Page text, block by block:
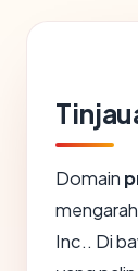
Domain
Inc.. Di